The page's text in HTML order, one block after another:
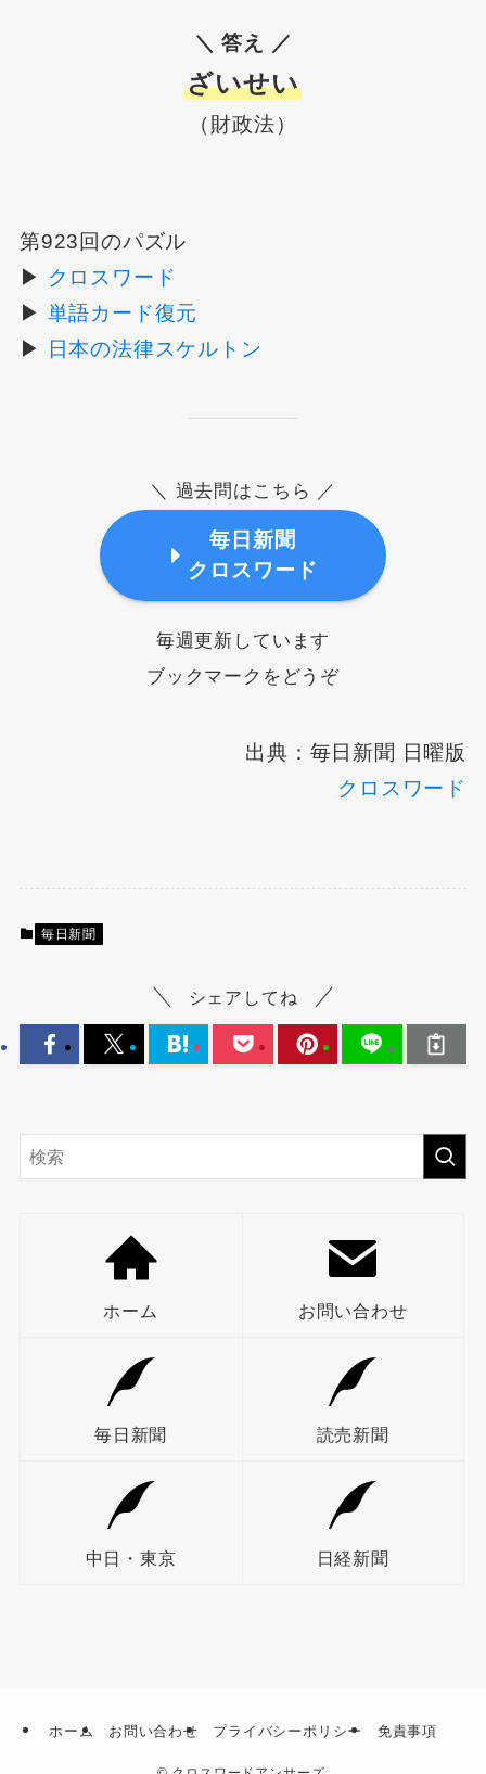
＼ 答え ／
ざいせい
（財政法）
第923回のパズル
▶
クロスワード
▶ 単語カード復元
▶
日本の法律スケルトン
＼ 過去問はこちら ／
毎日新聞
クロスワード
毎週更新しています
ブックマークをどうぞ
出典：毎日新聞 日曜版
クロスワード
毎日新聞
シェアしてね
ホーム お問い合わせ
毎日新聞 読売新聞
中日・東京 日経新聞
ホーム お問い合わせ プライバシーポリシー 免責事項